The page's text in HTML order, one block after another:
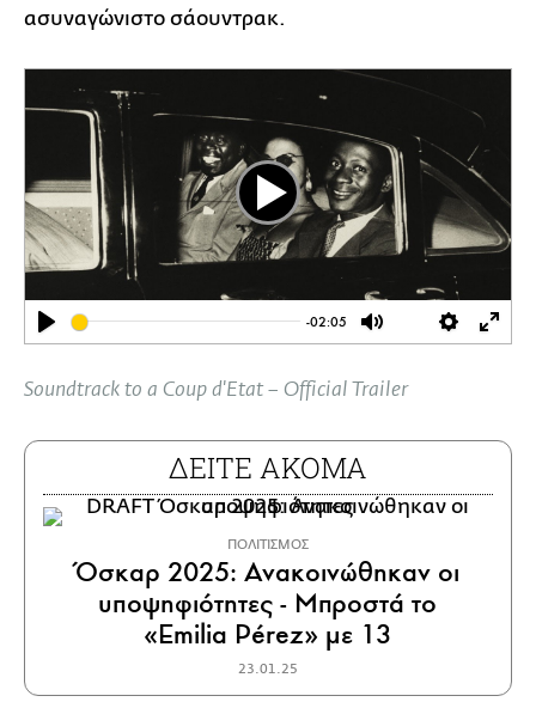
ασυναγώνιστο σάουντρακ.
Play
-02:05
Mute Settings
Play
Soundtrack to a Coup d'Etat – Official Trailer
ΔΕΙΤΕ ΑΚΟΜΑ
ΠΟΛΙΤΙΣΜΟΣ
Όσκαρ 2025: Ανακοινώθηκαν οι
υποψηφιότητες - Μπροστά το
«Emilia Pérez» με 13
23.01.25